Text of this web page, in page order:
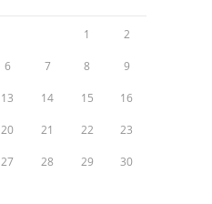
1 2
6 7 8 9
13 14 15 16
20 21 22 23
27 28 29 30